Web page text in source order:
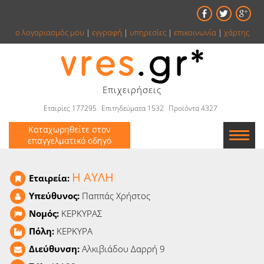
ο λογαριασμός μου | εγγραφή | υπηρεσίες| επικοινωνία| χάρτης
Επιχειρήσεις
Εταιρίες 177295 Επιτηδεύματα 1532 Προϊόντα 4327
Καταχωρηθείτε στον
επαγγελματικό οδηγό
Κατάλογος
Αγγελίες
Βιβλία
Εταιρεία: H AYΛΗ
Υπεύθυνος: Παππάς Χρήστος
Νομός: ΚΕΡΚΥΡΑΣ
Πόλη: ΚΕΡΚΥΡΑ
Διεύθυνση: Αλκιβιάδου Δαρρή 9